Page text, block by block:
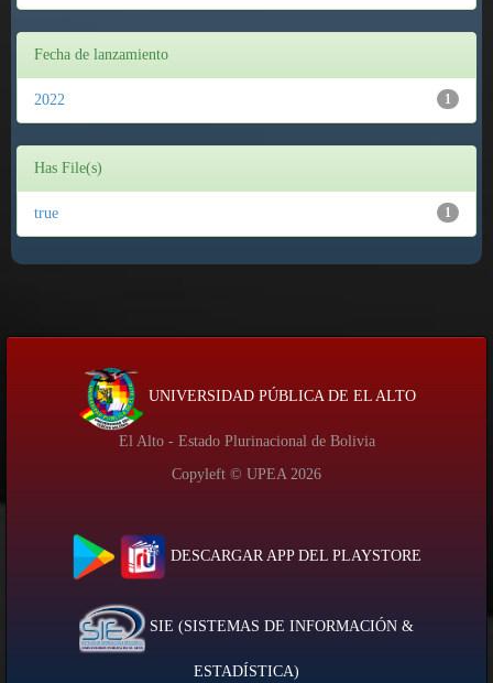
Fecha de lanzamiento
1
2022
Has File(s)
1
true
UNIVERSIDAD PÚBLICA DE EL ALTO
El Alto - Estado Plurinacional de Bolivia
Copyleft © UPEA 2026
DESCARGAR APP DEL PLAYSTORE
SIE (SISTEMAS DE INFORMACIÓN &
ESTADÍSTICA)